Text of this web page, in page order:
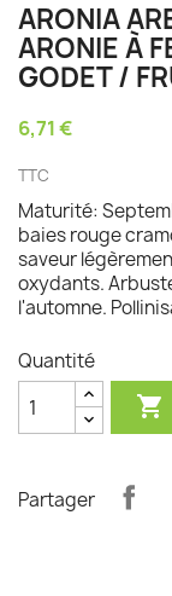
ARONIA
ARONIE À
GODET /
6,71 €
TTC
Maturité:
baies rouge
saveur
oxydants.
l'automne.
Quantité

Partager